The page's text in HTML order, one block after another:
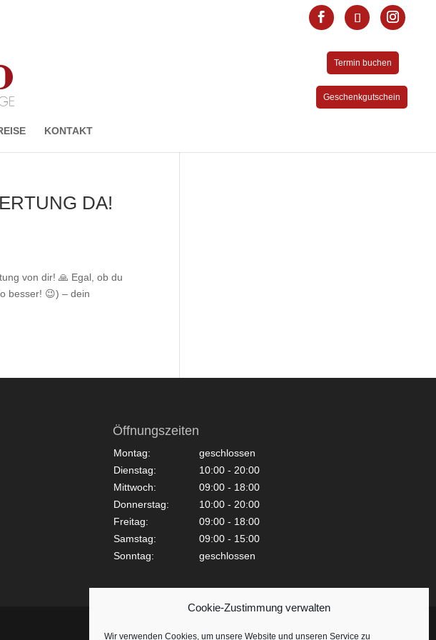
Cookie-Zustimmung verwalten
Wir verwenden Cookies, um unsere Website und unseren Service zu
Termin buchen
Geschenkgutschein
KONTAKT
DA!
von dir! 🙏 Egal, ob du
besser! 😉) – dein
Öffnungszeiten
Montag:
geschlossen
Dienstag:
10:00 - 20:00
Mittwoch:
09:00 - 18:00
Donnerstag:
10:00 - 20:00
Freitag:
09:00 - 18:00
Samstag:
09:00 - 15:00
Sonntag:
geschlossen